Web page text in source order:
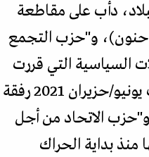
دأب على مقاطعة
حنون)، و"حزب التجمع
السياسية التي قررت
الاتحاد من أجل
منذ بداية الحراك